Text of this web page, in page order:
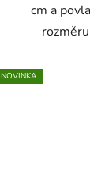
cm a
NOVINKA